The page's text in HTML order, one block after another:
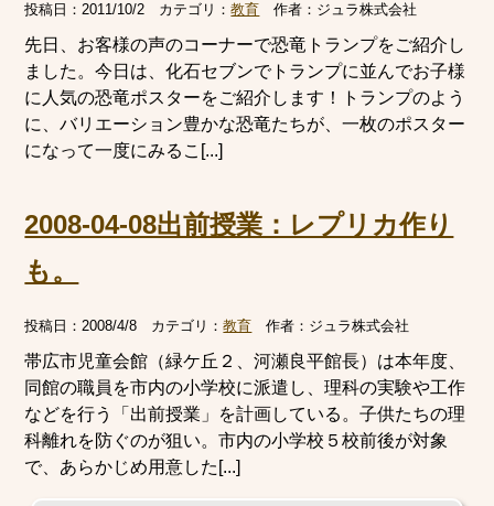
投稿日：2011/10/2 カテゴリ：教育 作者： ジュラ株式会社
先日、お客様の声のコーナーで恐竜トランプをご紹介し
ました。今日は、化石セブンでトランプに並んでお子様
に人気の恐竜ポスターをご紹介します！トランプのよう
に、バリエーション豊かな恐竜たちが、一枚のポスター
になって一度にみるこ[...]
2008-04-08出前授業：レプリカ作り
も。
投稿日：2008/4/8 カテゴリ：教育 作者： ジュラ株式会社
帯広市児童会館（緑ケ丘２、河瀬良平館長）は本年度、
同館の職員を市内の小学校に派遣し、理科の実験や工作
などを行う「出前授業」を計画している。子供たちの理
科離れを防ぐのが狙い。市内の小学校５校前後が対象
で、あらかじめ用意した[...]